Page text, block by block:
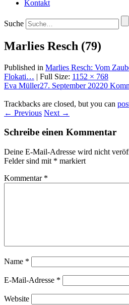
Kontakt
Suche
Marlies Resch (79)
Published in Marlies Resch: Vom
Flokati… | Full Size: 1152 × 768
Eva Müller27. September 20220
Trackbacks are closed, but you can
← Previous Next →
Schreibe einen Kommentar
Deine E-Mail-Adresse wird nicht
Felder sind mit * markiert
Kommentar *
Name *
E-Mail-Adresse *
Website